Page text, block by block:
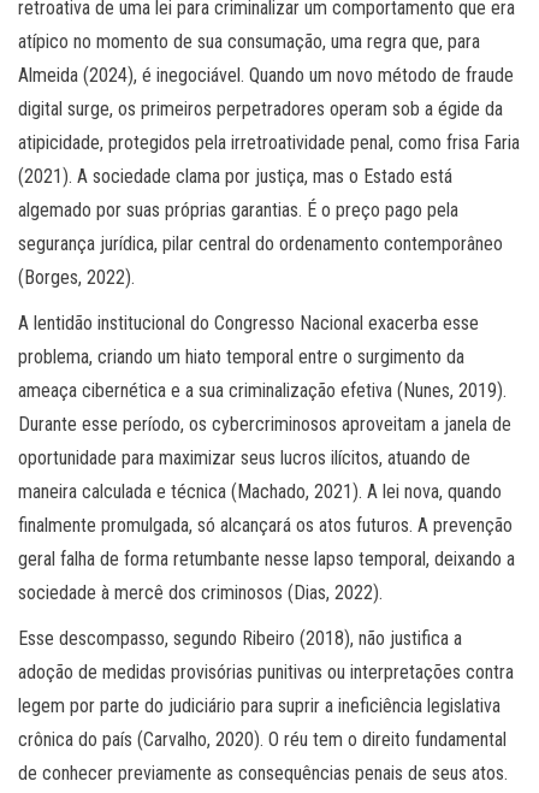
retroativa de uma lei para criminalizar um comportamento que era
atípico no momento de sua consumação, uma regra que, para
Almeida (2024), é inegociável. Quando um novo método de fraude
digital surge, os primeiros perpetradores operam sob a égide da
atipicidade, protegidos pela irretroatividade penal, como frisa Faria
(2021). A sociedade clama por justiça, mas o Estado está
algemado por suas próprias garantias. É o preço pago pela
segurança jurídica, pilar central do ordenamento contemporâneo
(Borges, 2022).
A lentidão institucional do Congresso Nacional exacerba esse
problema, criando um hiato temporal entre o surgimento da
ameaça cibernética e a sua criminalização efetiva (Nunes, 2019).
Durante esse período, os cybercriminosos aproveitam a janela de
oportunidade para maximizar seus lucros ilícitos, atuando de
maneira calculada e técnica (Machado, 2021). A lei nova, quando
finalmente promulgada, só alcançará os atos futuros. A prevenção
geral falha de forma retumbante nesse lapso temporal, deixando a
sociedade à mercê dos criminosos (Dias, 2022).
Esse descompasso, segundo Ribeiro (2018), não justifica a
adoção de medidas provisórias punitivas ou interpretações contra
legem por parte do judiciário para suprir a ineficiência legislativa
crônica do país (Carvalho, 2020). O réu tem o direito fundamental
de conhecer previamente as consequências penais de seus atos.